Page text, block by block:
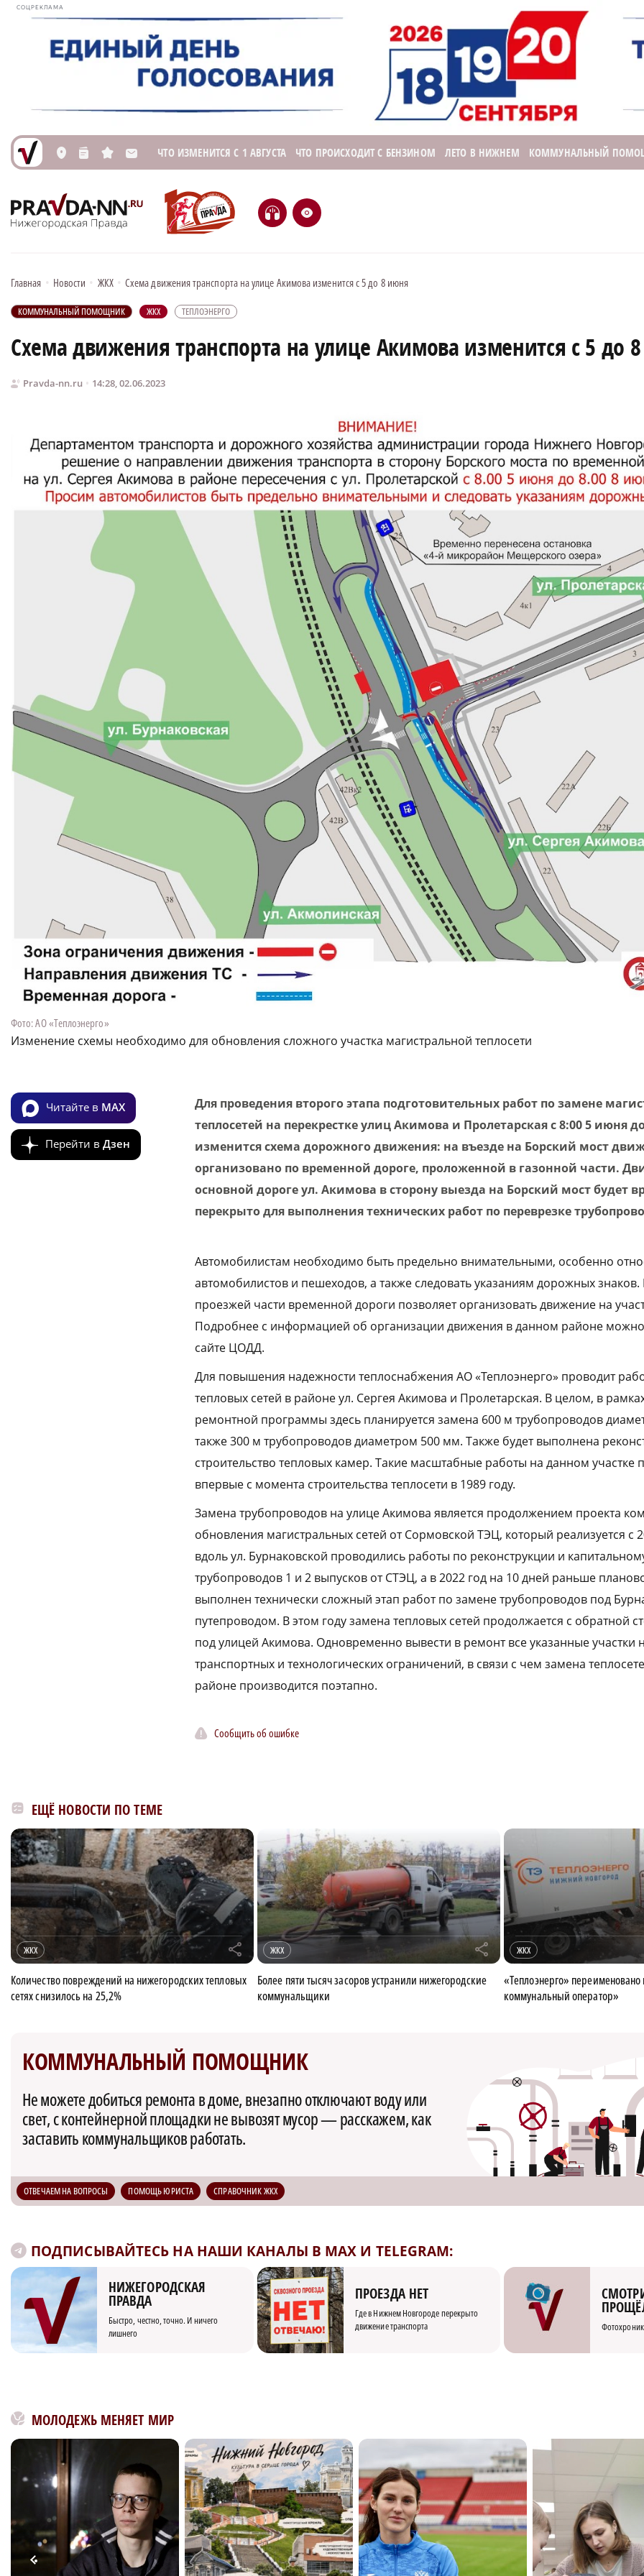
СОЦРЕКЛАМА
L n s M ЧТО ИЗМЕНИТСЯ С 1 АВГУСТА ЧТО ПРОИСХОДИТ С БЕНЗИНОМ ЛЕТО В НИЖНЕМ КОММУНАЛЬНЫЙ
H e
Главная • Новости • ЖКХ • Схема движения транспорта на улице Акимова изменится с 5 до 8 июня
КОММУНАЛЬНЫЙ ПОМОЩНИК ЖКХ ТЕПЛОЭНЕРГО
Схема движения транспорта на улице Акимова изменится с 5 до
Pravda-nn.ru 14:28, 02.06.2023
Фото: АО «Теплоэнерго»
Изменение схемы необходимо для обновления сложного участка магистральной теплосети
Читайте в MAX
Перейти в Дзен
Для проведения второго этапа подготовительных работ по замене
теплосетей на перекрестке улиц Акимова и Пролетарская с 8:00 5 июня
изменится схема дорожного движения: на въезде на Борский мост
организовано по временной дороге, проложенной в газонной части.
основной дороге ул. Акимова в сторону выезда на Борский мост будет
перекрыто для выполнения технических работ по переврезке
Автомобилистам необходимо быть предельно внимательными, особенно
автомобилистов и пешеходов, а также следовать указаниям дорожных
проезжей части временной дороги позволяет организовать движение на
Подробнее с информацией об организации движения в данном районе
сайте ЦОДД.
Для повышения надежности теплоснабжения АО «Теплоэнерго» проводит
тепловых сетей в районе ул. Сергея Акимова и Пролетарская. В целом, в
ремонтной программы здесь планируется замена 600 м трубопроводов
также 300 м трубопроводов диаметром 500 мм. Также будет выполнена
строительство тепловых камер. Такие масштабные работы на данном участке
впервые с момента строительства теплосети в 1989 году.
Замена трубопроводов на улице Акимова является продолжением проекта
обновления магистральных сетей от Сормовской ТЭЦ, который реализуется с
вдоль ул. Бурнаковской проводились работы по реконструкции и
трубопроводов 1 и 2 выпусков от СТЭЦ, а в 2022 год на 10 дней раньше
выполнен технически сложный этап работ по замене трубопроводов под
путепроводом. В этом году замена тепловых сетей продолжается с обратной
под улицей Акимова. Одновременно вывести в ремонт все указанные участки
транспортных и технологических ограничений, в связи с чем замена
районе производится поэтапно.
Сообщить об ошибке
ЕЩЁ НОВОСТИ ПО ТЕМЕ
ЖКХ r
Количество повреждений на нижегородских тепловых
сетях снизилось на 25,2%
ЖКХ r
Более пяти тысяч засоров устранили нижегородские
коммунальщики
ЖКХ
«Теплоэнерго»
коммунальный оператор»
КОММУНАЛЬНЫЙ ПОМОЩНИК
Не можете добиться ремонта в доме, внезапно отключают воду или
свет, с контейнерной площадки не вывозят мусор — расскажем, как
заставить коммунальщиков работать.
ОТВЕЧАЕМ НА ВОПРОСЫ ПОМОЩЬ ЮРИСТА СПРАВОЧНИК ЖКХ
ПОДПИСЫВАЙТЕСЬ НА НАШИ КАНАЛЫ В MAX И TELEGRAM:
НИЖЕГОРОДСКАЯ
ПРАВДА
Быстро, честно, точно. И ничего
лишнего
ПРОЕЗДА НЕТ
Где в Нижнем Новгороде перекрыто
движение транспорта
МОЛОДЕЖЬ МЕНЯЕТ МИР